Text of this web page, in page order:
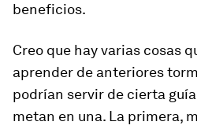
beneficios.
Creo que hay varias cosas
aprender de anteriores
podrían servir de cierta
metan en una. La primera,